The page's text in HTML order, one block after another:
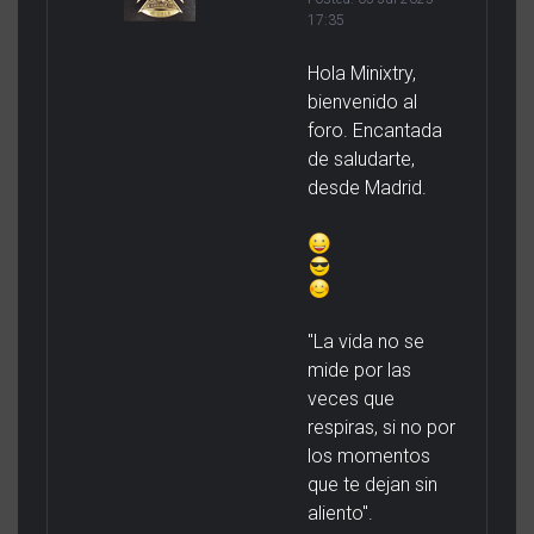
17:35
Hola Minixtry,
bienvenido al
foro. Encantada
de saludarte,
desde Madrid.
"La vida no se
mide por las
veces que
respiras, si no por
los momentos
que te dejan sin
aliento".